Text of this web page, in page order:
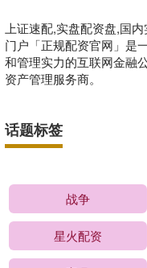
上证速配,实盘配资盘,国
门户「正规配资官网」是
和管理实力的互联网金融
资产管理服务商。
话题标签
战争
星火配资